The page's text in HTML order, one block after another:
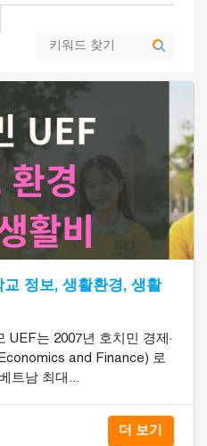
정보, 생활환경, 생활
UEF는 2007년 호치민 경제·
and Finance) 로
트남 최대...
더 보기